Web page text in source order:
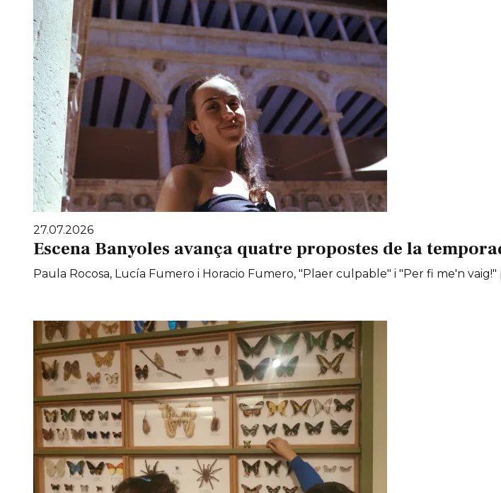
27.07.2026
Escena Banyoles avança quatre propostes de la
Paula Rocosa, Lucía Fumero i Horacio Fumero, "Plaer culpable" i "Per fi me'n